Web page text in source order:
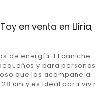
en venta en Llíria,
de energía. El caniche
y para personas
que los acompañe a
cm y es ideal para vivir